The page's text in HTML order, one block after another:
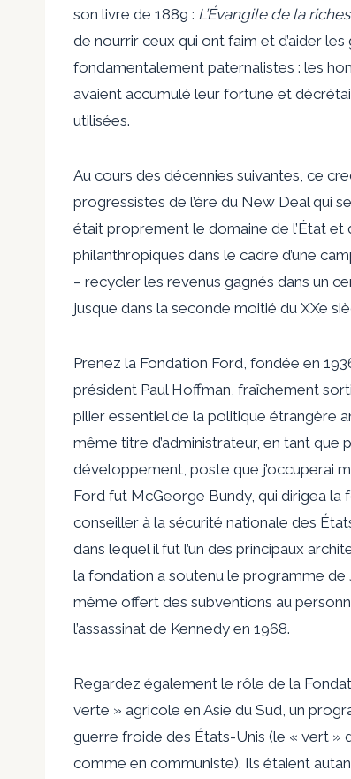
son livre de 1889 : L’Évangile de la
de nourrir ceux qui ont faim et d’aider
fondamentalement paternalistes : les
avaient accumulé leur fortune et
utilisées.
Au cours des décennies suivantes, ce
progressistes de l’ère du New Deal qui
était proprement le domaine de l’État
philanthropiques dans le cadre d’une
– recycler les revenus gagnés dans un
jusque dans la seconde moitié du XXe
Prenez la Fondation Ford, fondée en
président Paul Hoffman, fraîchement
pilier essentiel de la politique étrangère
même titre d’administrateur, en tant
développement, poste que j’occuperai
Ford fut McGeorge Bundy, qui dirigea la
conseiller à la sécurité nationale des
dans lequel il fut l’un des principaux
la fondation a soutenu le programme de
même offert des subventions au
l’assassinat de Kennedy en 1968.
Regardez également le rôle de la
verte » agricole en Asie du Sud, un
guerre froide des États-Unis (le « vert »
comme en communiste). Ils étaient